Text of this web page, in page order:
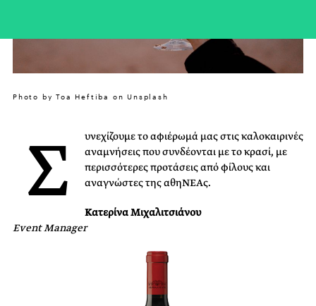
Photo by Toa Heftiba on Unsplash
Σ
υνεχίζουμε το αφιέρωμά μας στις καλοκαιρινές
αναμνήσεις που συνδέονται με το κρασί, με
περισσότερες προτάσεις από φίλους και
αναγνώστες της αθηΝΕΑς.
Κατερίνα Μιχαλιτσιάνου
Event Manager